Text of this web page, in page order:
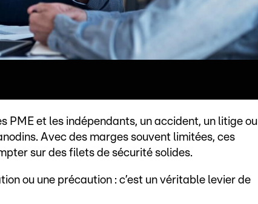
PME et les indépendants, un accident, un litige ou
Avec des marges souvent limitées, ces
sur des filets de sécurité solides.
ou une précaution : c’est un véritable levier de